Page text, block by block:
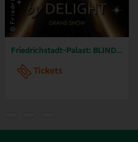
Friedrichstadt-Palast: BLINDED by DELIGHT - Grand Show
Tickets